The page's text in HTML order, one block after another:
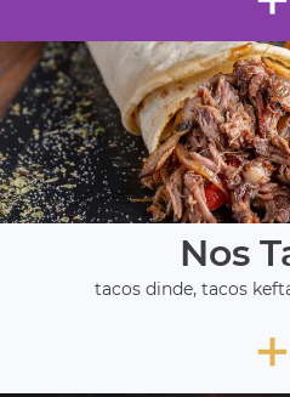
Nos
tacos dinde, tacos
+